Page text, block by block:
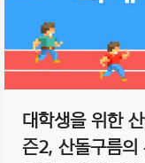
대학생을 위한
즌2, 산돌구름의